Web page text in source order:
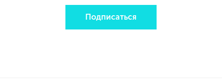
Подписаться